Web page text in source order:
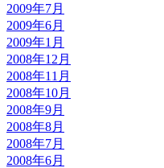
2009年7月
2009年6月
2009年1月
2008年12月
2008年11月
2008年10月
2008年9月
2008年8月
2008年7月
2008年6月